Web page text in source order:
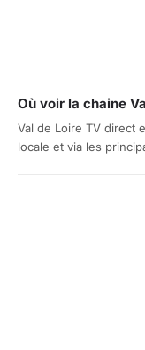
Où voir la chaine
Val de Loire TV direct
locale et via les